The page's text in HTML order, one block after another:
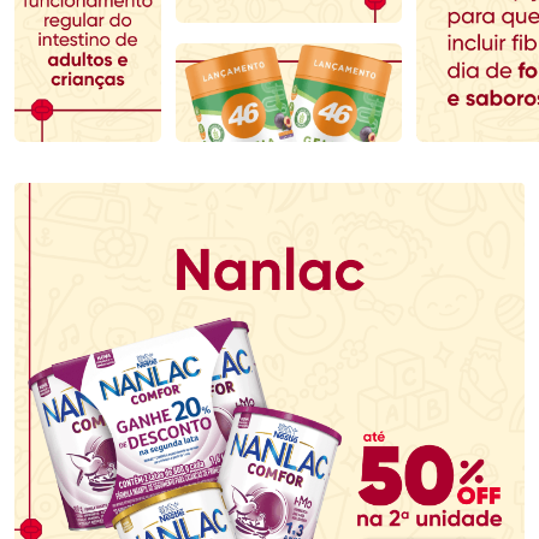
Comprar sem Desconto
Por R$ 76,48/cada
Comprar sem Desconto
Por R$ 76,48/cada
Comprar sem Desconto
Por R$ 71,99/cada
Comprar sem Desconto
Por R$ 71,99/cada